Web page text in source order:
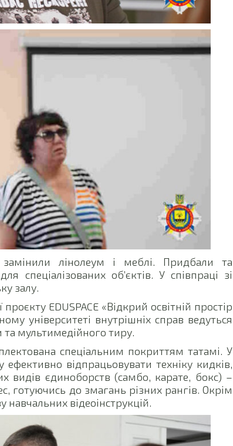
лінолеум і меблі. Придбали та
спеціалізованих об’єктів. У співпраці зі
залу.
EDUSPACE «Відкрий освітній простір
університеті внутрішніх справ ведуться
мультимедійного тиру.
спеціальним покриттям татамі. У
відпрацьовувати техніку кидків,
видів єдиноборств (самбо, карате, бокс) –
готуючись до змагань різних рангів. Окрім
відеоінструкцій.